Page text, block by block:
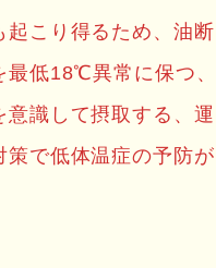
こり得るため、油断
最低18℃異常に保つ、
識して摂取する、運
で低体温症の予防が